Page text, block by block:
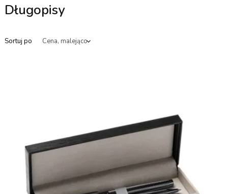
Długopisy
Sortuj po